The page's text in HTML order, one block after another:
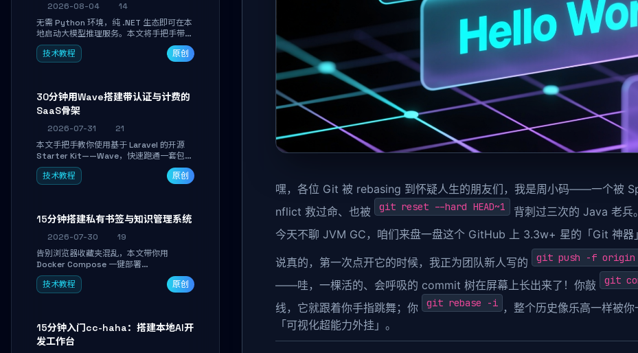
2026-08-04
14
无需 Python 环境，纯 .NET 生态即可在本
地启动大模型推理服务。本文将手把手带你
下载模型、配置 GPU 加速、启动 OpenAI
兼容 API，并在 C# 业务代码中无缝调用。
技术教程 原创
30分钟用Wave搭建带认证与计费的
SaaS骨架
2026-07-31
21
本文手把手教你使用基于 Laravel 的开源
Starter Kit——Wave，快速跑通一套包含
用户认证、订阅计费、角色权限和后台管理
的完整 SaaS 骨架。附带 Stripe 测试支付
技术教程 原创
15分钟搭建私有书签与知识管理系统
2026-07-30
19
告别浏览器收藏夹混乱，本文带你用
Docker Compose 一键部署
Linkwarden。15 分钟完成私有书签系统搭
建，掌握网页快照归档、高亮批注、分类管
技术教程 原创
15分钟入门cc-haha：搭建本地AI开
发工作台
嘿，各位 Git 被 rebasing 到怀疑人生的朋友们，我是周小码——一个被
nflict 救过命、也被
git reset --hard HEAD~1
背刺过三次的 Java 老兵。
今天不聊 JVM GC，咱们来盘一盘这个 GitHub 上 3.3w+ 星的「Git 神器
说真的，第一次点开它的时候，我正为团队新人写的 git push -f origin
——哇，一棵活的、会呼吸的 commit 树在屏幕上长出来了！你敲
git
线，它就跟着你手指跳舞；你
git rebase -i ，整个历史像乐高一样被
「可视化超能力外挂」。